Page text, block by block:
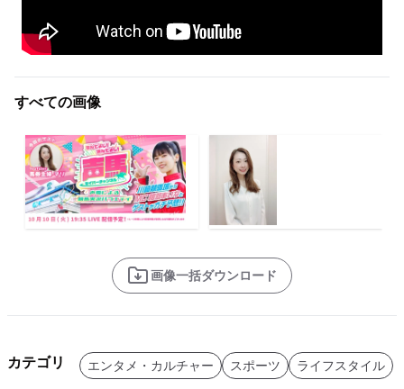
すべての画像
画像一括ダウンロード
カテゴリ エンタメ・カルチャー スポーツ ライフスタイル